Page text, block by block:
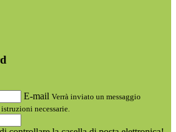
E-mail Verrà inviato un messaggio
necessarie.